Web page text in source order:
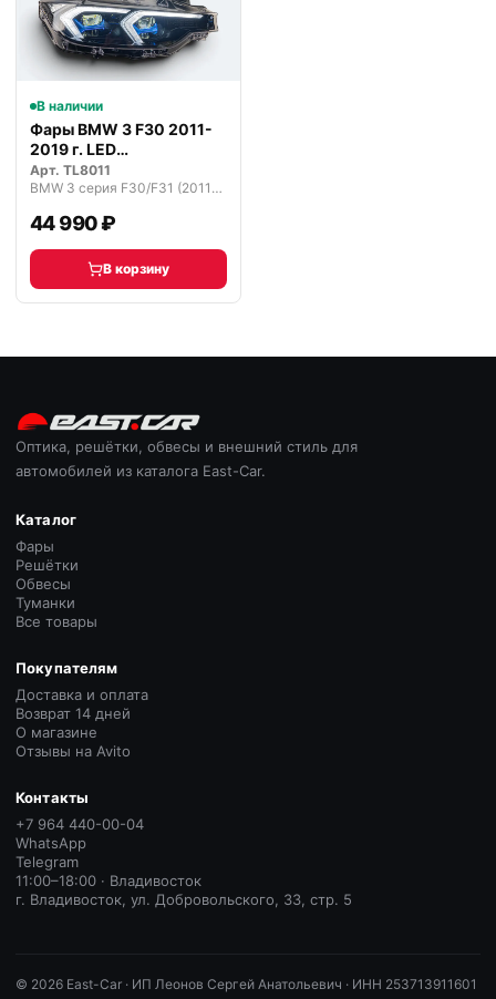
В наличии
Фары BMW 3 F30 2011-
2019 г. LED
светодиодные
Арт. TL8011
BMW 3 серия F30/F31 (2011—2015)
44 990 ₽
В корзину
Оптика, решётки, обвесы и внешний стиль для
автомобилей из каталога East-Car.
Каталог
Фары
Решётки
Обвесы
Туманки
Все товары
Покупателям
Доставка и оплата
Возврат 14 дней
О магазине
Отзывы на Avito
Контакты
+7 964 440-00-04
WhatsApp
Telegram
11:00–18:00 · Владивосток
г. Владивосток, ул. Добровольского, 33, стр. 5
© 2026 East-Car · ИП Леонов Сергей Анатольевич · ИНН 253713911601